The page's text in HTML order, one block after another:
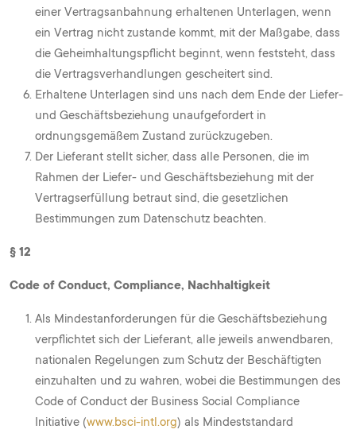
einer Vertragsanbahnung erhaltenen Unterlagen, wenn
ein Vertrag nicht zustande kommt, mit der Maßgabe, dass
die Geheimhaltungspflicht beginnt, wenn feststeht, dass
die Vertragsverhandlungen gescheitert sind.
Erhaltene Unterlagen sind uns nach dem Ende der Liefer-
und Geschäftsbeziehung unaufgefordert in
ordnungsgemäßem Zustand zurückzugeben.
Der Lieferant stellt sicher, dass alle Personen, die im
Rahmen der Liefer- und Geschäftsbeziehung mit der
Vertragserfüllung betraut sind, die gesetzlichen
Bestimmungen zum Datenschutz beachten.
§ 12
Code of Conduct, Compliance, Nachhaltigkeit
Als Mindestanforderungen für die Geschäftsbeziehung
verpflichtet sich der Lieferant, alle jeweils anwendbaren,
nationalen Regelungen zum Schutz der Beschäftigten
einzuhalten und zu wahren, wobei die Bestimmungen des
Code of Conduct der Business Social Compliance
Initiative (www.bsci-intl.org) als Mindeststandard